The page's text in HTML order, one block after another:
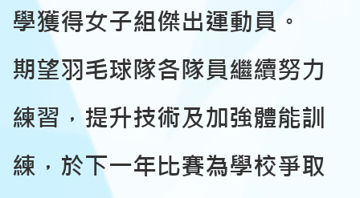
學獲得女子組傑出運動員。
期望羽毛球隊各隊員繼續努力
練習，提升技術及加強體能訓
練，於下一年比賽為學校爭取